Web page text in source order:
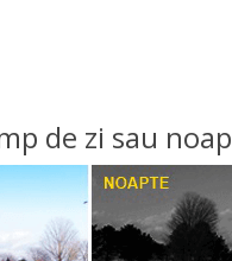
de zi sau